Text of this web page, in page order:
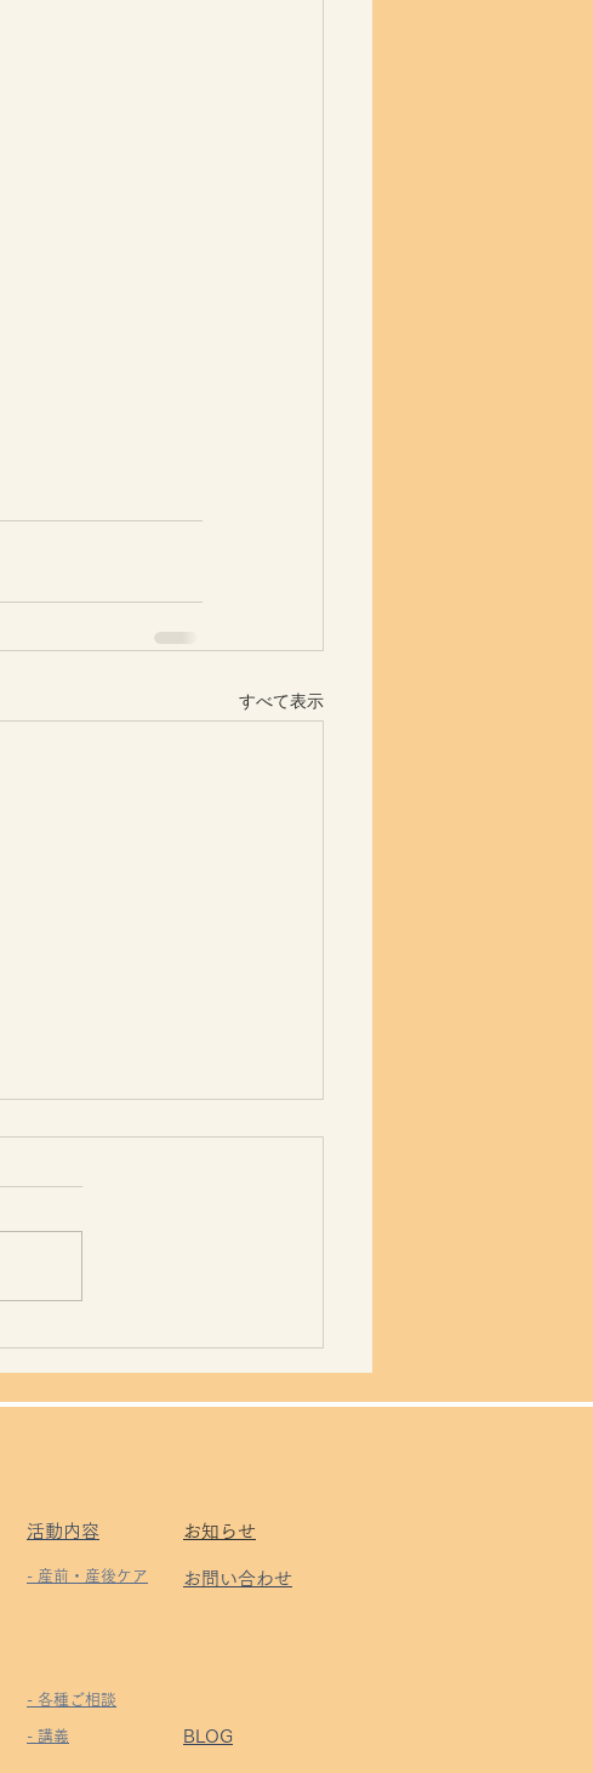
すべて表示
雨の散歩💛
活動内容
- 産前・産後ケア
お知らせ
お問い合わせ
- 各種ご相談
- ​講義 BLOG